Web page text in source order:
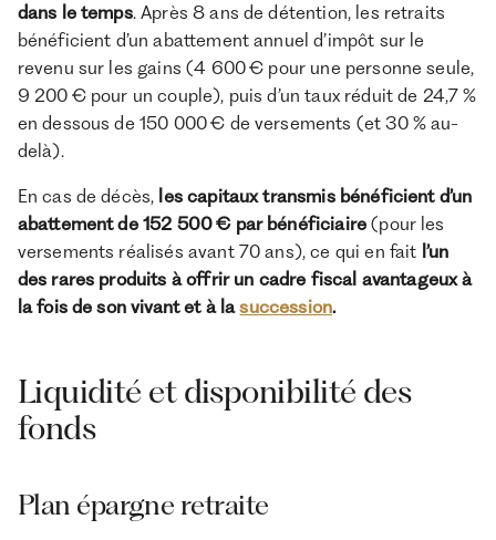
dans le temps. Après 8 ans de détention, les retraits
bénéficient d’un abattement annuel d’impôt sur le
revenu sur les gains (4 600 € pour une personne seule,
9 200 € pour un couple), puis d’un taux réduit de 24,7 %
en dessous de 150 000 € de versements (et 30 % au-
delà).
En cas de décès, les capitaux transmis bénéficient d’un
abattement de 152 500 € par bénéficiaire (pour les
versements réalisés avant 70 ans), ce qui en fait l’un
des rares produits à offrir un cadre fiscal avantageux à
la fois de son vivant et à lasuccession.
Liquidité et disponibilité des
fonds
Plan épargne retraite